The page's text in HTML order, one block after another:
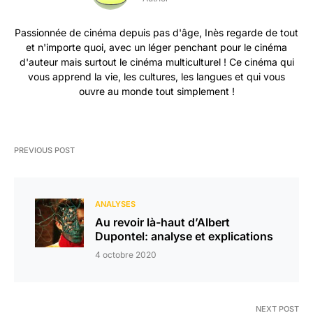
Passionnée de cinéma depuis pas d'âge, Inès regarde de tout
et n'importe quoi, avec un léger penchant pour le cinéma
d'auteur mais surtout le cinéma multiculturel ! Ce cinéma qui
vous apprend la vie, les cultures, les langues et qui vous
ouvre au monde tout simplement !
PREVIOUS POST
ANALYSES
Au revoir là-haut d’Albert
Dupontel: analyse et explications
4 octobre 2020
NEXT POST